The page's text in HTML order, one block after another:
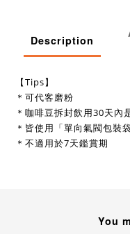
Description
【Tips】
＊可代客磨粉
＊咖啡豆拆封飲用30天內
＊皆使用「單向氣閥包裝袋
＊不適用於7天鑑賞期
You